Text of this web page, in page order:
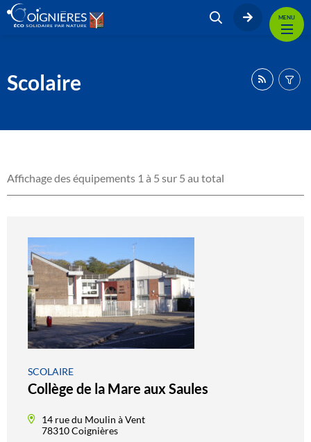
MENU
Scolaire
Affichage des équipements 1 à 5 sur 5 au total
SCOLAIRE
Collège de la Mare aux Saules
14 rue du Moulin à Vent
78310 Coignières